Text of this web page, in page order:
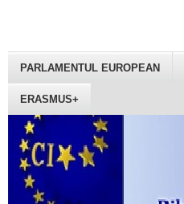
PARLAMENTUL EUROPEAN
ERASMUS+